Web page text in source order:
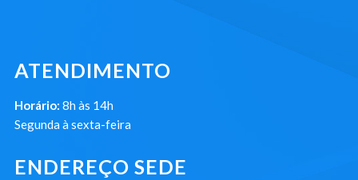
ATENDIMENTO
Horário: 8h às 14h
Segunda à sexta-feira
ENDEREÇO SEDE